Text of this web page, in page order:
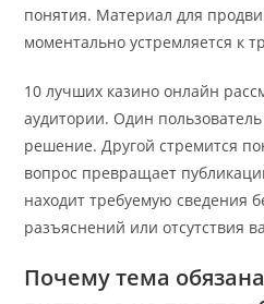
понятия. Материал для
моментально устремляется к
10 лучших казино онлайн
аудитории. Один
решение. Другой стремится
вопрос превращает
находит требуемую сведения
разъяснений или отсутствия
Почему тема